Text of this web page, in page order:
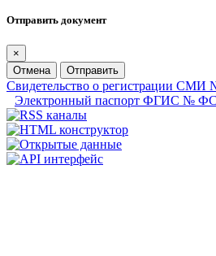
Отправить документ
×
Отмена
Отправить
Свидетельство о регистрации
Электронный паспорт ФГИС №